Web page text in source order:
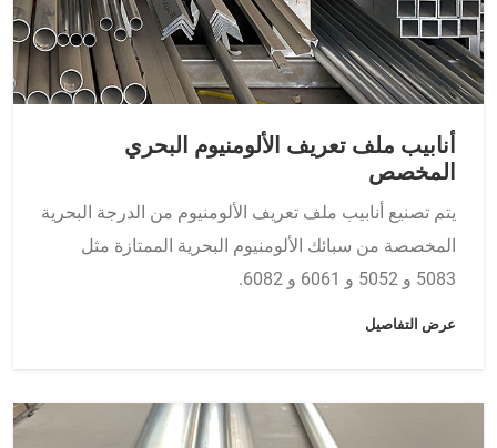
أنابيب ملف تعريف الألومنيوم البحري
المخصص
يتم تصنيع أنابيب ملف تعريف الألومنيوم من الدرجة البحرية
المخصصة من سبائك الألومنيوم البحرية الممتازة مثل
5083 و 5052 و 6061 و 6082.
عرض التفاصيل